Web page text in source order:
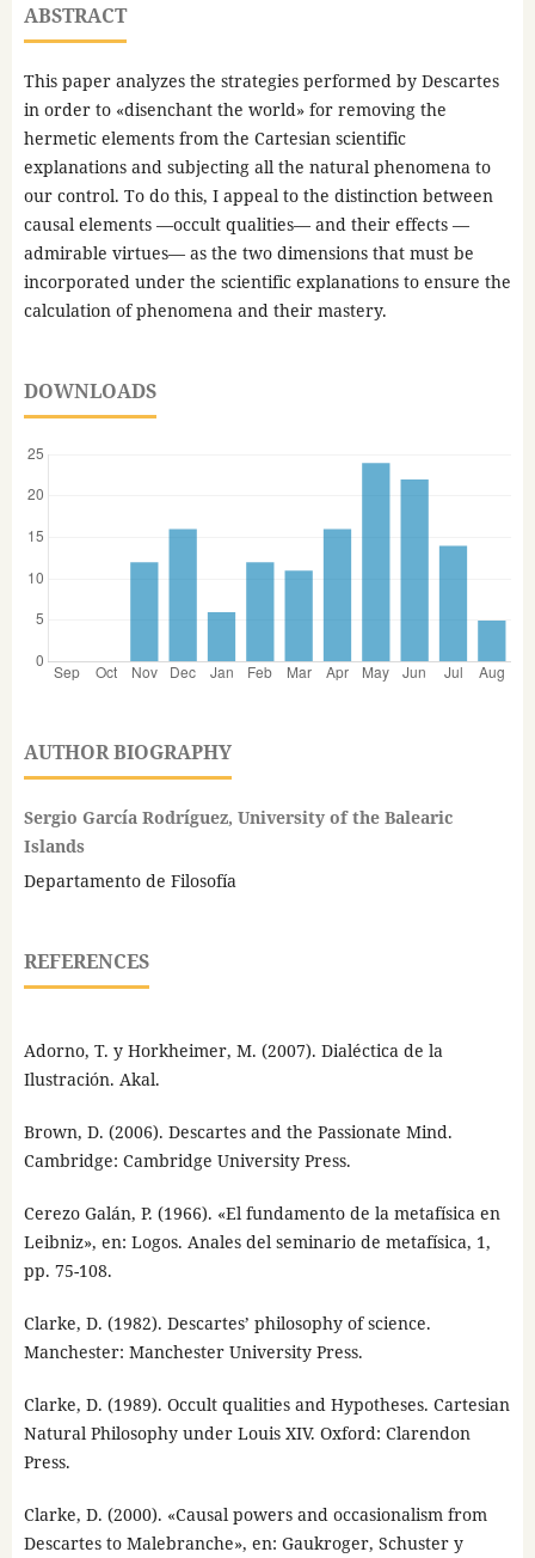
ABSTRACT
This paper analyzes the strategies performed by Descartes
in order to «disenchant the world» for removing the
hermetic elements from the Cartesian scientific
explanations and subjecting all the natural phenomena to
our control. To do this, I appeal to the distinction between
causal elements —occult qualities— and their effects —
admirable virtues— as the two dimensions that must be
incorporated under the scientific explanations to ensure the
calculation of phenomena and their mastery.
DOWNLOADS
AUTHOR BIOGRAPHY
Sergio García Rodríguez, University of the Balearic
Islands
Departamento de Filosofía
REFERENCES
Adorno, T. y Horkheimer, M. (2007). Dialéctica de la
Ilustración. Akal.
Brown, D. (2006). Descartes and the Passionate Mind.
Cambridge: Cambridge University Press.
Cerezo Galán, P. (1966). «El fundamento de la metafísica en
Leibniz», en: Logos. Anales del seminario de metafísica, 1,
pp. 75-108.
Clarke, D. (1982). Descartes’ philosophy of science.
Manchester: Manchester University Press.
Clarke, D. (1989). Occult qualities and Hypotheses. Cartesian
Natural Philosophy under Louis XIV. Oxford: Clarendon
Press.
Clarke, D. (2000). «Causal powers and occasionalism from
Descartes to Malebranche», en: Gaukroger, Schuster y